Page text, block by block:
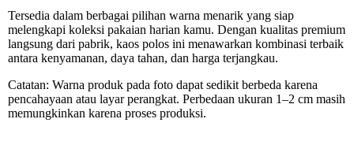
Tersedia dalam berbagai pilihan warna menarik yang siap
melengkapi koleksi pakaian harian kamu. Dengan kualitas premium
langsung dari pabrik, kaos polos ini menawarkan kombinasi terbaik
antara kenyamanan, daya tahan, dan harga terjangkau.
Catatan: Warna produk pada foto dapat sedikit berbeda karena
pencahayaan atau layar perangkat. Perbedaan ukuran 1–2 cm masih
memungkinkan karena proses produksi.